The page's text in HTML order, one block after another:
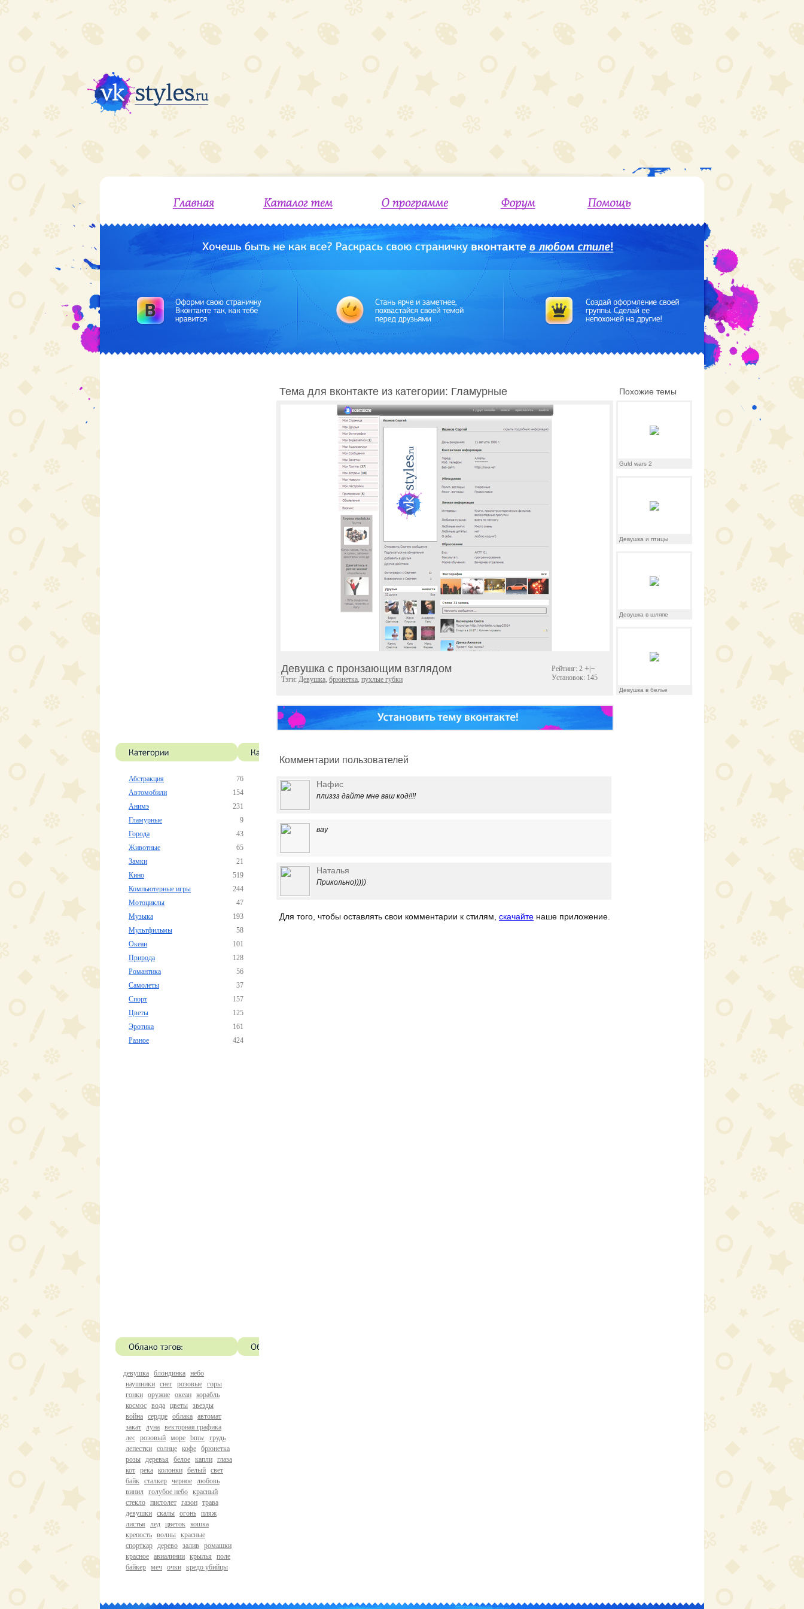
Абстракция
76
Автомобили
154
Анимэ
231
Гламурные
9
Города
43
Животные
65
Замки
21
Кино
519
Компьютерные игры
244
Мотоциклы
47
Музыка
193
Мультфильмы
58
Океан
101
Природа
128
Романтика
56
Самолеты
37
Спорт
157
Цветы
125
Эротика
161
Разное
424
девушка блондинка небо
наушники снег розовые горы
гонки оружие океан корабль
космос вода цветы звезды
война сердце облака автомат
закат луна векторная графика
лес розовый море bmw грудь
лепестки солнце кофе брюнетка
розы деревья белое капли глаза
кот река колонки белый свет
байк сталкер черное любовь
винил голубое небо красный
стекло пистолет газон трава
девушки скалы огонь пляж
листья
лед цветок кошка
крепость волны красные
спорткар дерево залив ромашки
красное авиалинии крылья
поле
байкер меч очки кредо убийцы
Тема для вконтакте из категории: Гламурные Похожие темы
Девушка с пронзающим взглядом
Тэги: Девушка, брюнетка, пухлые губки
Рейтинг: 2 + −
Установок: 145
Guld wars 2
Девушка и птицы
Девушка в шляпе
Девушка в белье
Комментарии пользователей
Нафис
плиззз дайте мне ваш код!!!!
вау
Наталья
Прикольно)))))
Для того, чтобы оставлять свои комментарии к стилям, скачайте наше приложение.